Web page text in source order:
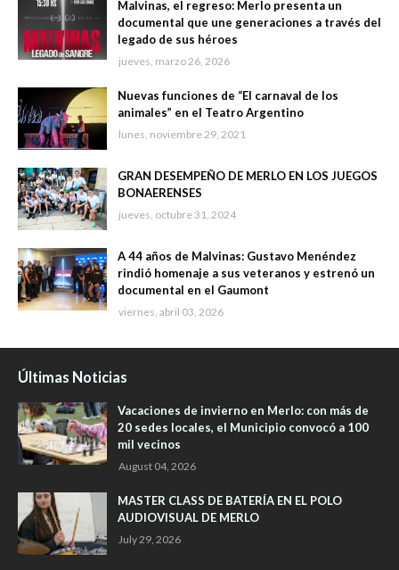
Malvinas, el regreso: Merlo presenta un
documental que une generaciones a través del
legado de sus héroes
jueves, marzo 26, 2026
Nuevas funciones de “El carnaval de los
animales” en el Teatro Argentino
lunes, noviembre 29, 2021
GRAN DESEMPEÑO DE MERLO EN LOS JUEGOS
BONAERENSES
jueves, octubre 31, 2024
A 44 años de Malvinas: Gustavo Menéndez
rindió homenaje a sus veteranos y estrenó un
documental en el Gaumont
viernes, abril 03, 2026
Últimas Noticias
Vacaciones de invierno en Merlo: con más de
20 sedes locales, el Municipio convocó a 100
mil vecinos
August 04, 2026
MASTER CLASS DE BATERÍA EN EL POLO
AUDIOVISUAL DE MERLO
July 29, 2026